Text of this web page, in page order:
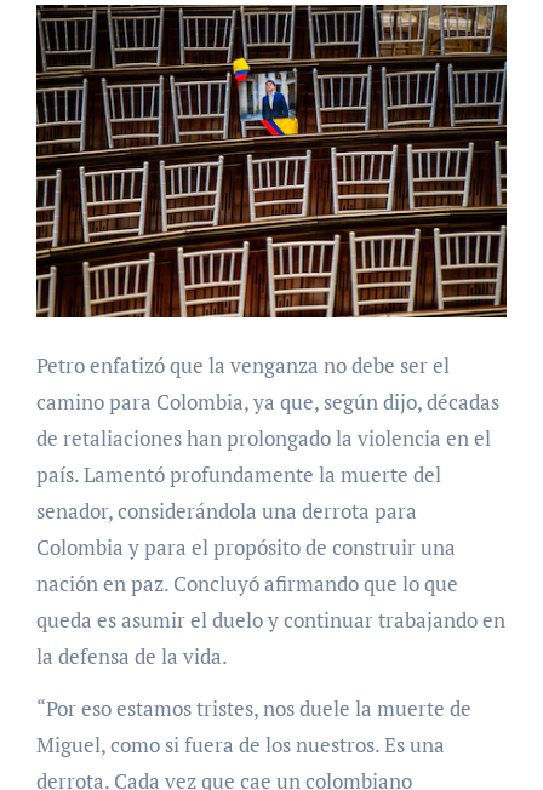
Petro enfatizó que la venganza no debe ser el
camino para Colombia, ya que, según dijo, décadas
de retaliaciones han prolongado la violencia en el
país. Lamentó profundamente la muerte del
senador, considerándola una derrota para
Colombia y para el propósito de construir una
nación en paz. Concluyó afirmando que lo que
queda es asumir el duelo y continuar trabajando en
la defensa de la vida.
“Por eso estamos tristes, nos duele la muerte de
Miguel, como si fuera de los nuestros. Es una
derrota. Cada vez que cae un colombiano